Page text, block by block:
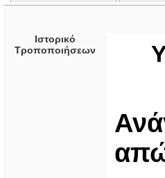
Ιστορικό
Τροποποιήσεων